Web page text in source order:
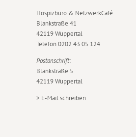
Hospizbüro & NetzwerkCafé
Blankstraße 41
42119 Wuppertal
Telefon0202 43 05 124
Postanschrift:
Blankstraße 5
42119 Wuppertal
> E-Mail schreiben